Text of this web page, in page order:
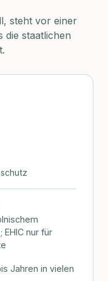
steht vor einer
die staatlichen
nur für
Jahren in vielen